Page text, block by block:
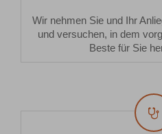
Wir nehmen Sie und Ihr
und versuchen, in dem
Beste für Sie